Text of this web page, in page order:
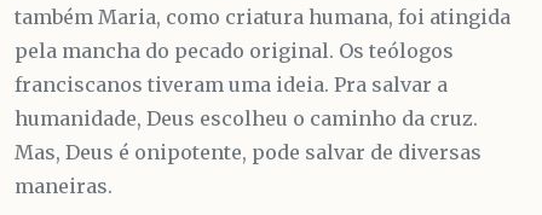
também Maria, como criatura humana, foi atingida
pela mancha do pecado original. Os teólogos
franciscanos tiveram uma ideia. Pra salvar a
humanidade, Deus escolheu o caminho da cruz.
Mas, Deus é onipotente, pode salvar de diversas
maneiras.